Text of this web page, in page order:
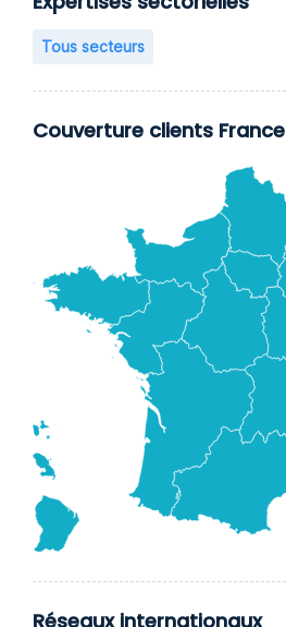
Tous secteurs
Couverture clients France
Réseaux internationaux